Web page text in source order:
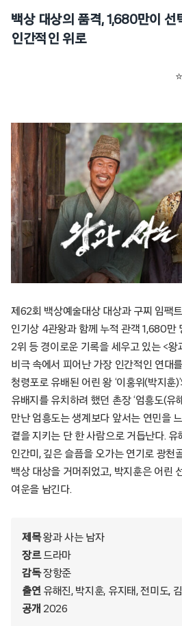
백상 대상의 품격, 1,680만이 선
인간적인 위로
제62회 백상예술대상 대상과 구찌 임팩
인기상 4관왕과 함께 누적 관객 1,680만
2위 등 경이로운 기록을 세우고 있는 <왕
비극 속에서 피어난 가장 인간적인 연대
청령포로 유배된 어린 왕 ‘이홍위(박지훈
유배지를 유치하려 했던 촌장 ‘엄흥도(유
만난 엄흥도는 생계보다 앞서는 연민을
곁을 지키는 단 한 사람으로 거듭난다. 유
인간미, 깊은 슬픔을 오가는 연기로 광천
백상 대상을 거머쥐었고, 박지훈은 어린
여운을 남긴다.
제목왕과 사는 남자
장르드라마
감독장항준
출연 유해진, 박지훈, 유지태, 전미도,
공개 2026